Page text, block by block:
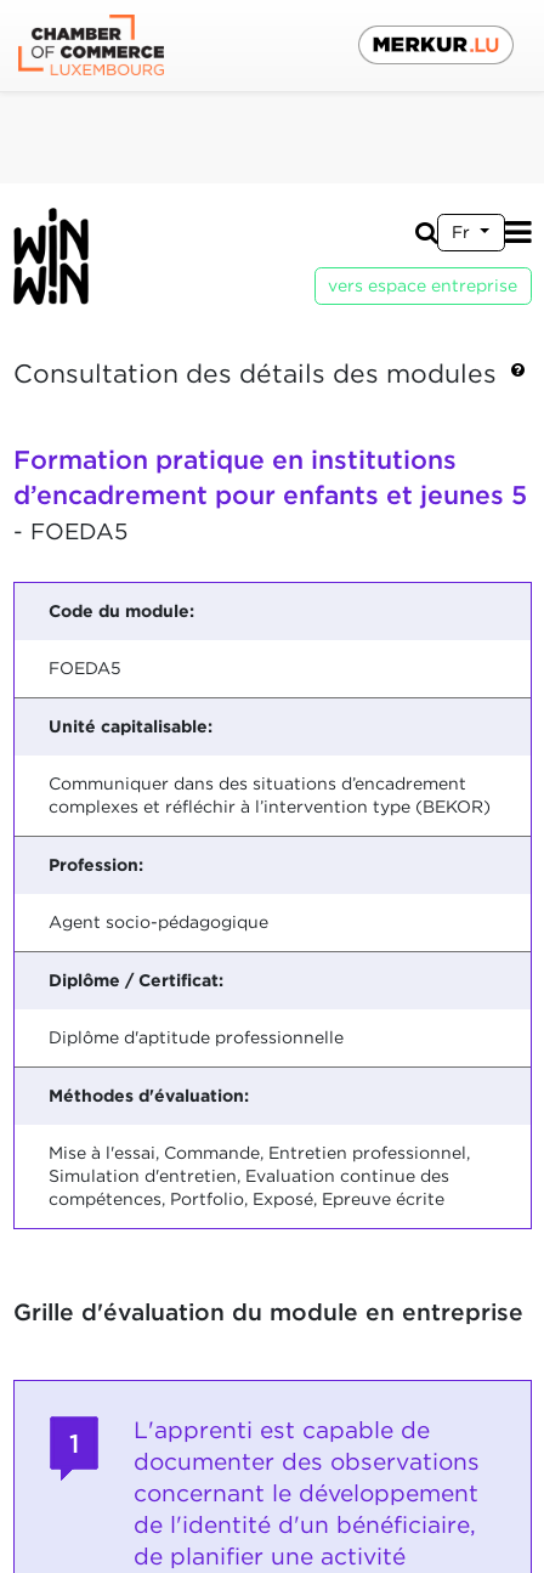
Fr
vers espace entreprise
Consultation des détails des modules
Formation pratique en institutions
d’encadrement pour enfants et jeunes 5
- FOEDA5
Code du module:
FOEDA5
Unité capitalisable:
Communiquer dans des situations d’encadrement
complexes et réfléchir à l’intervention type (BEKOR)
Profession:
Agent socio-pédagogique
Diplôme / Certificat:
Diplôme d'aptitude professionnelle
Méthodes d'évaluation:
Mise à l'essai, Commande, Entretien professionnel,
Simulation d'entretien, Evaluation continue des
compétences, Portfolio, Exposé, Epreuve écrite
Grille d'évaluation du module en entreprise
1
L'apprenti est capable de
documenter des observations
concernant le développement
de l'identité d'un bénéficiaire,
de planifier une activité